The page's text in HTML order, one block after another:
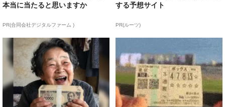
本当に当たると思いますか
PR(合同会社デジタルファーム )
する予想サイト
PR(ルーツ)